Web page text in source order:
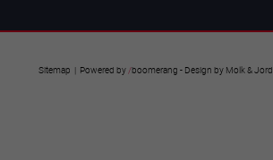
Sitemap | Powered by /boomerang - Design by Molk &